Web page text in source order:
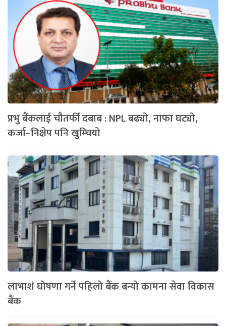
प्रभु बैंकलाई चौतर्फी दबाब : NPL बढ्यो, नाफा घट्यो,
कर्जा–निक्षेप पनि खुम्चियो
लाभाशं घोषणा गर्ने पहिलो बैंक बन्यो कामना सेवा विकास
बैंक